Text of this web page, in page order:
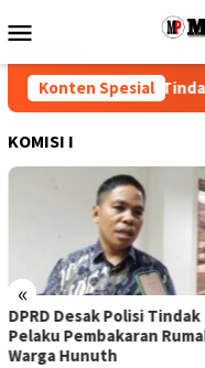
ke
Mobile
Konten Spesial
Desak Polisi Tindak
KOMISI I
«
DPRD Desak Polisi Tindak
Pelaku Pembakaran
Warga Hunuth